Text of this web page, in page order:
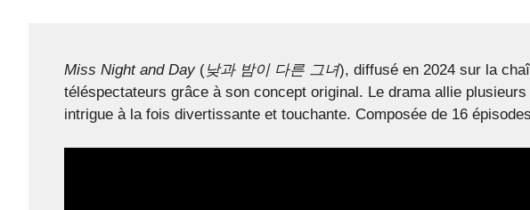
Miss Night and Day(낮과 밤이 다른 그녀), diffusé en 2024 sur la
téléspectateurs grâce à son concept original. Le drama allie
intrigue à la fois divertissante et touchante. Composée de 16